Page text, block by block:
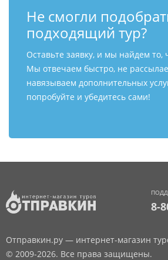
Не смогли
подходящий тур?
Оставьте заявку, и мы найдем то,
Мы отвечаем быстро, не
навязываем дополнительных
попробуйте и убедитесь сами!
8-
Отправкин.ру — интернет-магазин
© 2009-2026. Все права защищены.